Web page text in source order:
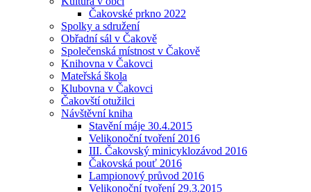
Čakovské prkno 2022
Spolky a sdružení
Obřadní sál v Čakově
Společenská místnost v Čakově
Knihovna v Čakovci
Mateřská škola
Klubovna v Čakovci
Čakovští otužilci
Návštěvní kniha
Stavění máje 30.4.2015
Velikonoční tvoření 2016
III. Čakovský minicyklozávod 2016
Čakovská pouť 2016
Lampionový průvod 2016
Velikonoční tvoření 29.3.2015